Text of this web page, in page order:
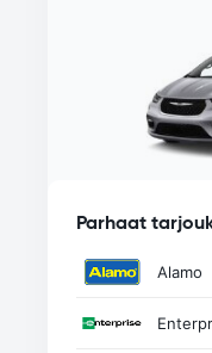
Parhaat
Alamo